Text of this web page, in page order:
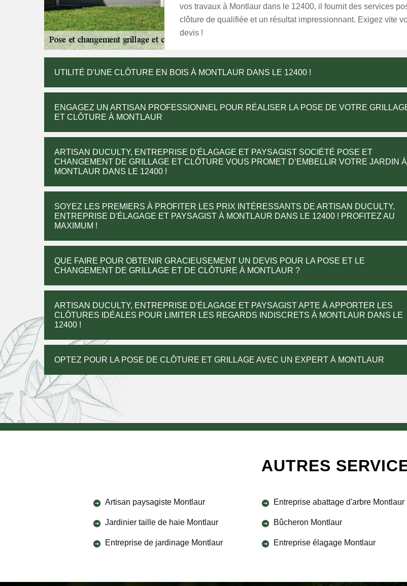
vos travaux à Montlaur dans le 12400, il fournit des services
clôture de qualifiée et un résultat impressionnant. Exigez vite
devis !
UTILITÉ D'UNE CLÔTURE EN BOIS À MONTLAUR DANS LE 12400 !
ENGAGEZ UN ARTISAN PROFESSIONNEL POUR RÉALISER LA POSE DE VOTRE
ET CLÔTURE À MONTLAUR
ARTISAN DUCULTY, ENTREPRISE D'ÉLAGAGE ET PAYSAGIST SOCIÉTÉ POSE ET
CHANGEMENT DE GRILLAGE ET CLÔTURE VOUS PROMET D’EMBELLIR VOTRE JARDIN À
MONTLAUR DANS LE 12400 !
SOYEZ LES PREMIERS À PROFITER LES PRIX INTÉRESSANTS DE ARTISAN DUCULTY,
ENTREPRISE D'ÉLAGAGE ET PAYSAGIST À MONTLAUR DANS LE 12400 ! PROFITEZ AU
MAXIMUM !
QUE FAIRE POUR OBTENIR GRACIEUSEMENT UN DEVIS POUR LA POSE ET LE
CHANGEMENT DE GRILLAGE ET DE CLÔTURE À MONTLAUR ?
ARTISAN DUCULTY, ENTREPRISE D'ÉLAGAGE ET PAYSAGIST APTE À APPORTER LES
CLÔTURES IDÉALES POUR LIMITER LES REGARDS INDISCRETS À MONTLAUR DANS LE
12400 !
OPTEZ POUR LA POSE DE CLÔTURE ET GRILLAGE AVEC UN EXPERT À MONTLAUR
AUTRES
Artisan paysagiste Montlaur
Jardinier taille de haie Montlaur
Entreprise de jardinage Montlaur
Entreprise abattage d'arbre Montlaur
Bûcheron Montlaur
Entreprise élagage Montlaur